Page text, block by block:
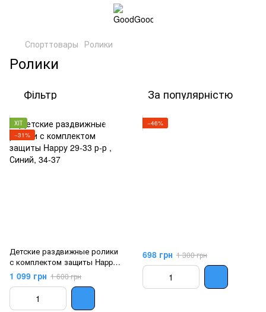
Спорттовары Ролики
Ролики
Фільтр За популярністю
ХІТ
−31%
Детские раздвижные ролики
с комплектом защиты Happy
29-33 р-р
1 099 грн 1 600 грн
−46%
698 грн 1 300 грн